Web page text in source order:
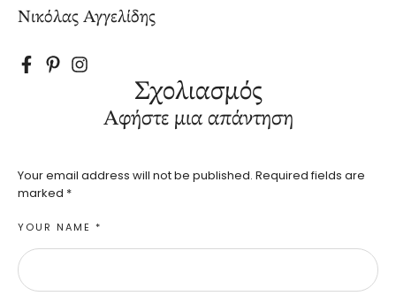
Νικόλας Αγγελίδης
Σχολιασμός
Αφήστε μια απάντηση
Your email address will not be published. Required fields are
marked *
YOUR NAME *